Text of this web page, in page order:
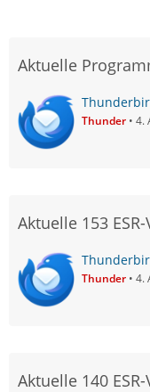
Aktuelle
Thunder 4.
Aktuelle 153
Thunder 4.
Aktuelle 140